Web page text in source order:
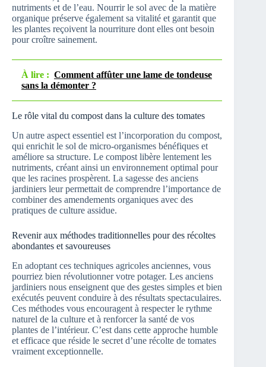
nutriments et de l’eau. Nourrir le sol avec de la matière
organique préserve également sa vitalité et garantit que
les plantes reçoivent la nourriture dont elles ont besoin
pour croître sainement.
À lire : Comment affûter une lame de tondeuse
sans la démonter ?
Le rôle vital du compost dans la culture des tomates
Un autre aspect essentiel est l’incorporation du compost,
qui enrichit le sol de micro-organismes bénéfiques et
améliore sa structure. Le compost libère lentement les
nutriments, créant ainsi un environnement optimal pour
que les racines prospèrent. La sagesse des anciens
jardiniers leur permettait de comprendre l’importance de
combiner des amendements organiques avec des
pratiques de culture assidue.
Revenir aux méthodes traditionnelles pour des récoltes
abondantes et savoureuses
En adoptant ces techniques agricoles anciennes, vous
pourriez bien révolutionner votre potager. Les anciens
jardiniers nous enseignent que des gestes simples et bien
exécutés peuvent conduire à des résultats spectaculaires.
Ces méthodes vous encouragent à respecter le rythme
naturel de la culture et à renforcer la santé de vos
plantes de l’intérieur. C’est dans cette approche humble
et efficace que réside le secret d’une récolte de tomates
vraiment exceptionnelle.